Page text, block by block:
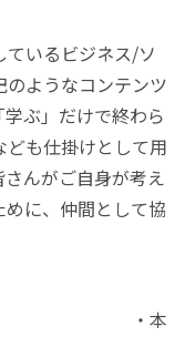
ているビジネス/ソ
ようなコンテンツ
ぶ」だけで終わら
も仕掛けとして用
んがご自身が考え
に、仲間として協
すすめ